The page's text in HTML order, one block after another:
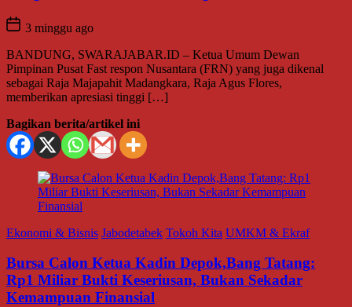
3 minggu ago
BANDUNG, SWARAJABAR.ID – Ketua Umum Dewan
Pimpinan Pusat Fast respon Nusantara (FRN) yang juga dikenal
sebagai Raja Majapahit Madangkara, Raja Agus Flores,
memberikan apresiasi tinggi […]
Bagikan berita/artikel ini
Ekonomi & Bisnis Jabodetabek Tokoh Kita UMKM & Ekraf
Bursa Calon Ketua Kadin Depok,Bang Tatang:
Rp1 Miliar Bukti Keseriusan, Bukan Sekadar
Kemampuan Finansial